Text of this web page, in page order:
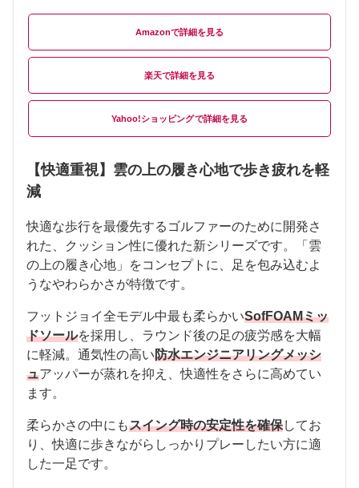
Amazon
楽天
Yahoo!ショッピング
【快適重視】雲の上の履き心地で歩き疲れを軽
減
快適な歩行を最優先するゴルファーのために開発さ
れた、クッション性に優れた新シリーズです。「雲
の上の履き心地」をコンセプトに、足を包み込むよ
うなやわらかさが特徴です。
フットジョイ全モデル中最も柔らかいSofFOAMミッ
ドソールを採用し、ラウンド後の足の疲労感を大幅
に軽減。通気性の高い防水エンジニアリングメッシ
ュアッパーが蒸れを抑え、快適性をさらに高めてい
ます。
柔らかさの中にもスイング時の安定性を確保してお
り、快適に歩きながらしっかりプレーしたい方に適
した一足です。